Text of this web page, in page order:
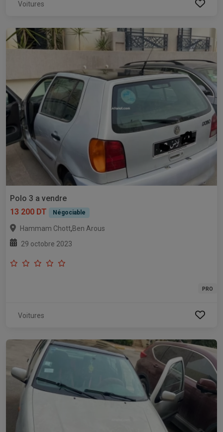
Voitures
Polo 3 a vendre
13 200 DT
Négociable
Hammam Chott,Ben Arous
29 octobre 2023
PRO
Voitures